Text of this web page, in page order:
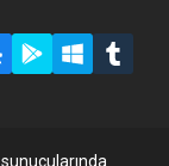
sunucularında